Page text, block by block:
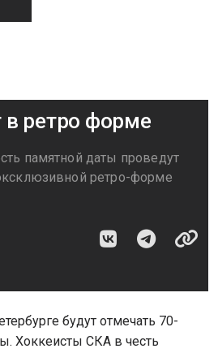
ретро форме
памятной даты проведут
ретро-форме
будут отмечать 70-
Хоккеисты СКА в честь